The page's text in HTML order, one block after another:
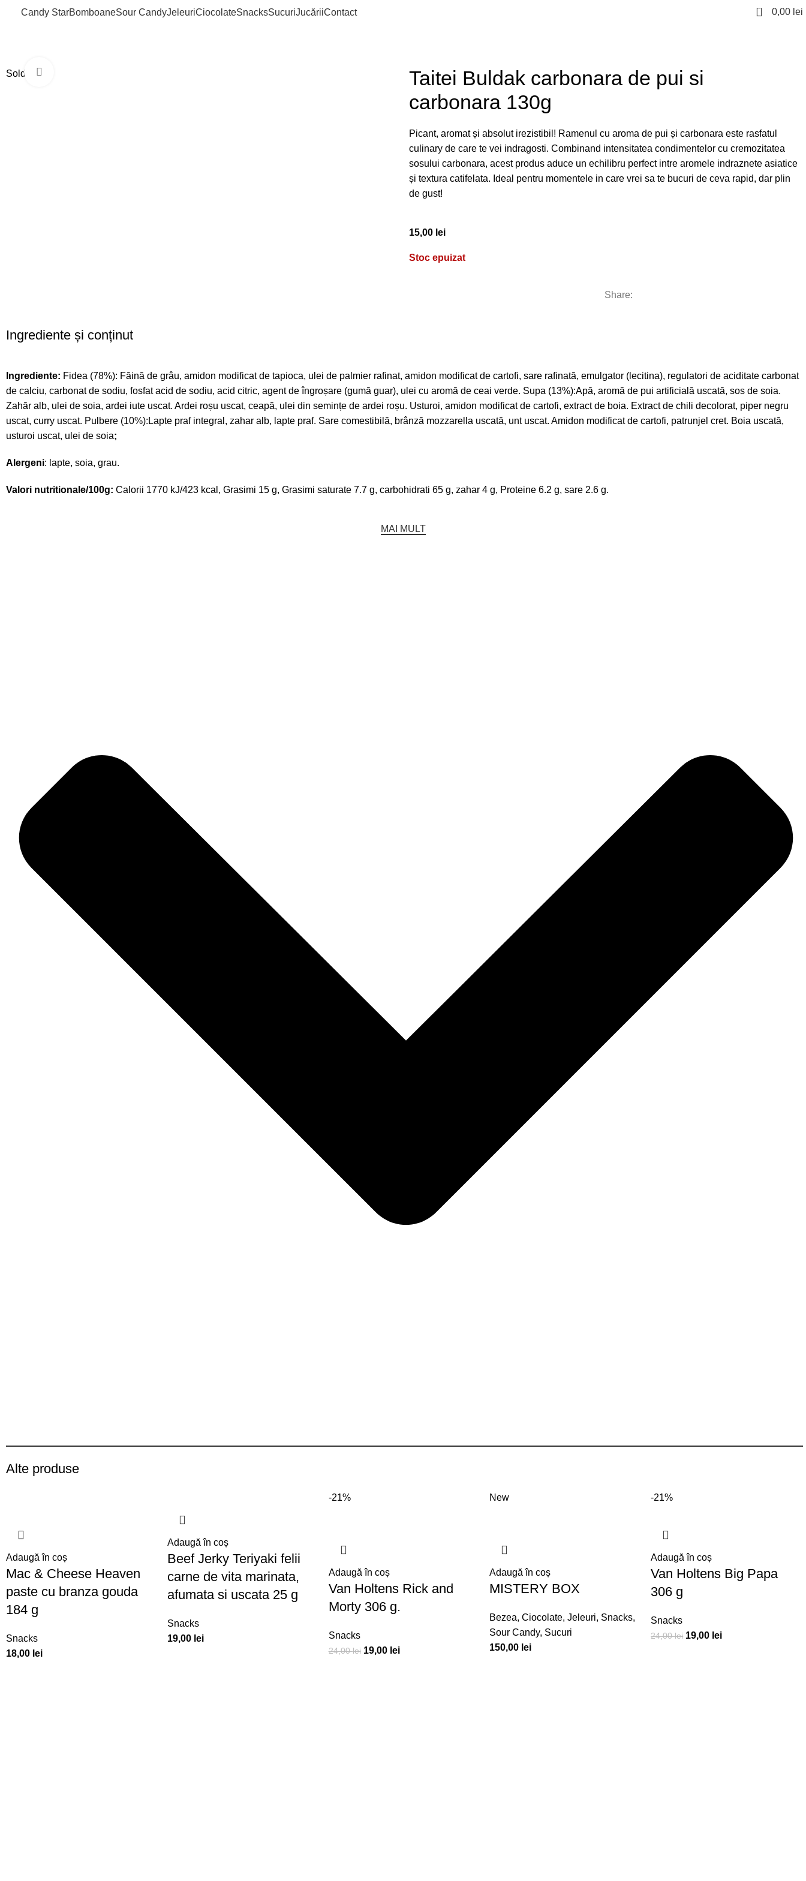
Candy StarBomboaneSour CandyJeleuriCiocolateSnacksSucuriJucăriiContact 0 0,00 lei
Sold out
Taitei Buldak carbonara de pui si
carbonara 130g
Picant, aromat și absolut irezistibil! Ramenul cu aroma de pui și carbonara este rasfatul
culinary de care te vei indragosti. Combinand intensitatea condimentelor cu cremozitatea
sosului carbonara, acest produs aduce un echilibru perfect intre aromele indraznete asiatice
și textura catifelata. Ideal pentru momentele in care vrei sa te bucuri de ceva rapid, dar plin
de gust!
15,00 lei
Stoc epuizat
Share:
Ingrediente și conținut
Ingrediente: Fidea (78%): Făină de grâu, amidon modificat de tapioca, ulei de palmier rafinat, amidon modificat de cartofi, sare rafinată, emulgator (lecitina), regulatori de aciditate carbonat
de calciu, carbonat de sodiu, fosfat acid de sodiu, acid citric, agent de îngroșare (gumă guar), ulei cu aromă de ceai verde. Supa (13%):Apă, aromă de pui artificială uscată, sos de soia.
Zahăr alb, ulei de soia, ardei iute uscat. Ardei roșu uscat, ceapă, ulei din semințe de ardei roșu. Usturoi, amidon modificat de cartofi, extract de boia. Extract de chili decolorat, piper negru
uscat, curry uscat. Pulbere (10%):Lapte praf integral, zahar alb, lapte praf. Sare comestibilă, brânză mozzarella uscată, unt uscat. Amidon modificat de cartofi, patrunjel cret. Boia uscată,
usturoi uscat, ulei de soia;
Alergeni: lapte, soia, grau.
Valori nutritionale/100g:Calorii 1770 kJ/423 kcal, Grasimi 15 g, Grasimi saturate 7.7 g, carbohidrati 65 g, zahar 4 g, Proteine 6.2 g, sare 2.6 g.
MAI MULT
Alte produse
Adaugă în coș
Mac & Cheese Heaven
paste cu branza gouda
184 g
Snacks
18,00 lei
Adaugă în coș
Beef Jerky Teriyaki felii
carne de vita marinata,
afumata si uscata 25 g
Snacks
19,00 lei
-21%
Adaugă în coș
Van Holtens Rick and
Morty 306 g.
Snacks
24,00lei 19,00 lei
New
Adaugă în coș
MISTERY BOX
Bezea,Ciocolate,Jeleuri, Snacks,
Sour Candy, Sucuri
150,00 lei
-21%
Adaugă în coș
Van Holtens Big Papa
306 g
Snacks
24,00lei 19,00 lei